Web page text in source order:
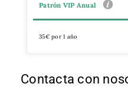
Patrón VIP Anual
35€ por 1 año
Contacta con